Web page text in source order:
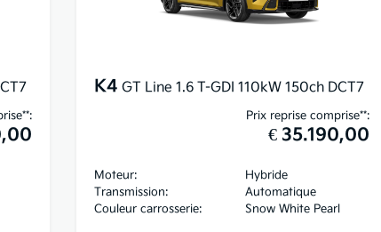
K4 GT Line 1.6 T-GDI 110kW 150ch DCT7
Prix reprise comprise**:
€ 35.190,00
Moteur:
Hybride
Transmission:
Automatique
Couleur carrosserie:
Snow White Pearl